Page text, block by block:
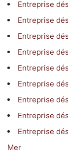
Entreprise
Entreprise
Entreprise
Entreprise
Entreprise
Entreprise
Entreprise
Entreprise
Entreprise
Mer